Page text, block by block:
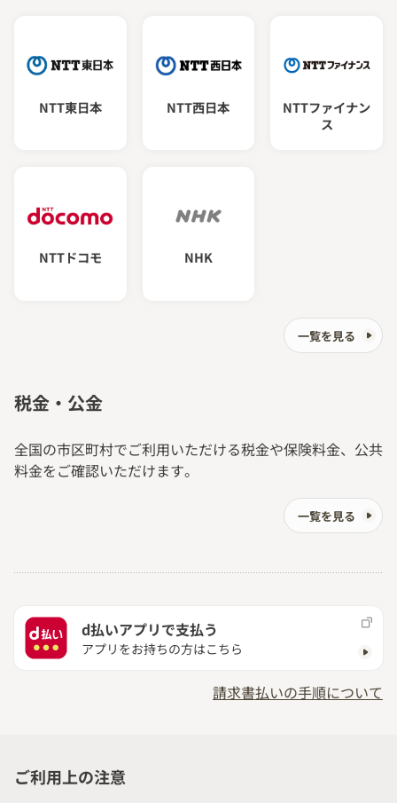
NTT東日本 NTT西日本
NTTファイナン
ス
NTTドコモ NHK
一覧を見る
税金・公金
全国の市区町村でご利用いただける税金や保険料金、公共
料金をご確認いただけます。
一覧を見る
d払いアプリで支払う
アプリをお持ちの方はこちら
請求書払いの手順について
ご利用上の注意